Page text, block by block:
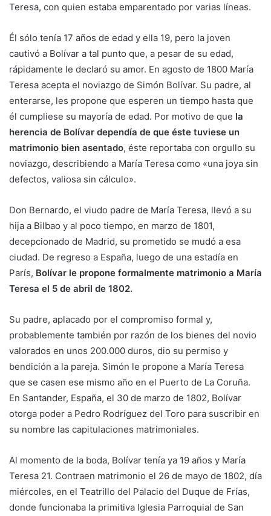
Teresa, con quien estaba emparentado por varias líneas.
Él sólo tenía 17 años de edad y ella 19, pero la joven
cautivó a Bolívar a tal punto que, a pesar de su edad,
rápidamente le declaró su amor. En agosto de 1800 María
Teresa acepta el noviazgo de Simón Bolívar. Su padre, al
enterarse, les propone que esperen un tiempo hasta que
él cumpliese su mayoría de edad. Por motivo de que la
herencia de Bolívar dependía de que éste tuviese un
matrimonio bien asentado, éste reportaba con orgullo su
noviazgo, describiendo a María Teresa como «una joya sin
defectos, valiosa sin cálculo».
Don Bernardo, el viudo padre de María Teresa, llevó a su
hija a Bilbao y al poco tiempo, en marzo de 1801,
decepcionado de Madrid, su prometido se mudó a esa
ciudad. De regreso a España, luego de una estadía en
París, Bolívar le propone formalmente matrimonio a María
Teresa el 5 de abril de 1802.
Su padre, aplacado por el compromiso formal y,
probablemente también por razón de los bienes del novio
valorados en unos 200.000 duros, dio su permiso y
bendición a la pareja. Simón le propone a María Teresa
que se casen ese mismo año en el Puerto de La Coruña.
En Santander, España, el 30 de marzo de 1802, Bolívar
otorga poder a Pedro Rodríguez del Toro para suscribir en
su nombre las capitulaciones matrimoniales.
Al momento de la boda, Bolívar tenía ya 19 años y María
Teresa 21. Contraen matrimonio el 26 de mayo de 1802, día
miércoles, en el Teatrillo del Palacio del Duque de Frías,
donde funcionaba la primitiva Iglesia Parroquial de San